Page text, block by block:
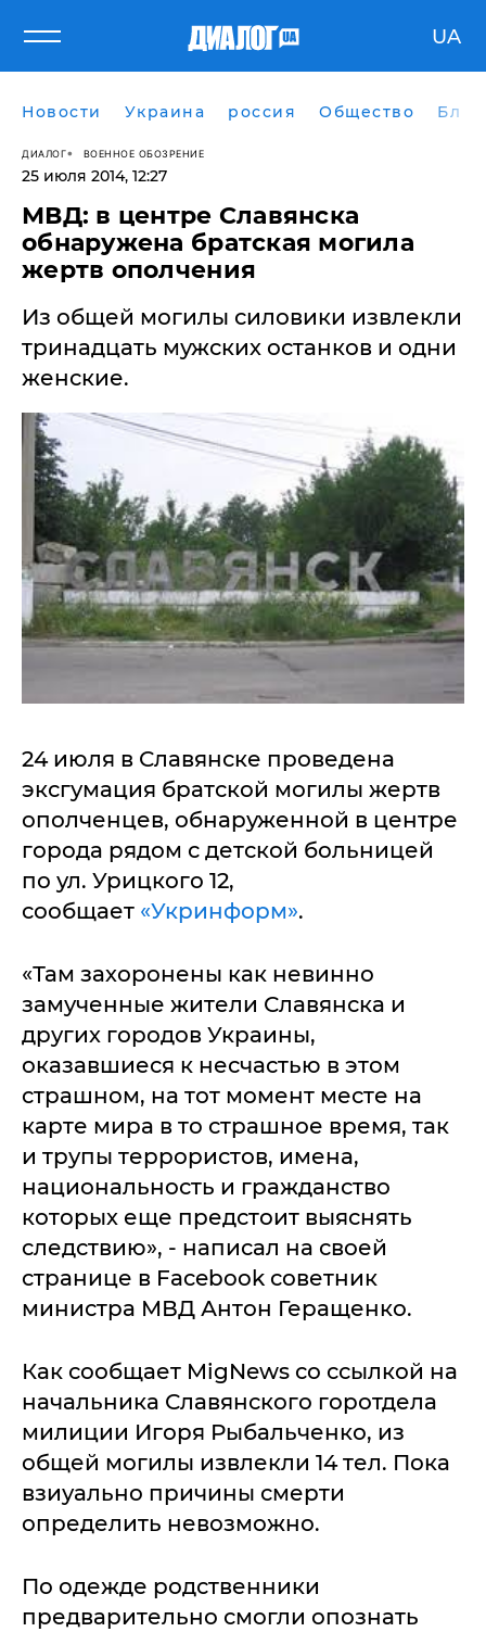
UA
Новости Украина россия Общество
ДИАЛОГ ВОЕННОЕ ОБОЗРЕНИЕ
25 июля 2014, 12:27
МВД: в центре Славянска
обнаружена братская могила
жертв ополчения
Из общей могилы силовики извлекли
тринадцать мужских останков и одни
женские.
24 июля в Славянске проведена
эксгумация братской могилы жертв
ополченцев, обнаруженной в центре
города рядом с детской больницей
по ул. Урицкого 12,
сообщает «Укринформ».
«Там захоронены как невинно
замученные жители Славянска и
других городов Украины,
оказавшиеся к несчастью в этом
страшном, на тот момент месте на
карте мира в то страшное время, так
и трупы террористов, имена,
национальность и гражданство
которых еще предстоит выяснять
следствию», - написал на своей
странице в Facebook советник
министра МВД Антон Геращенко.
Как сообщает MigNews со ссылкой на
начальника Славянского горотдела
милиции Игоря Рыбальченко, из
общей могилы извлекли 14 тел. Пока
взиуально причины смерти
определить невозможно.
По одежде родственники
предварительно смогли опознать